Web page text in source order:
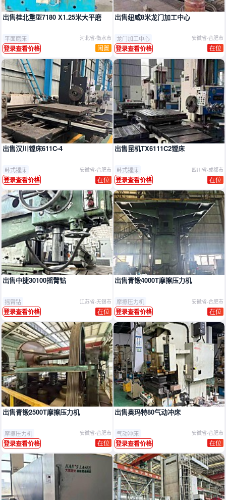
推广
出售桂北重型7180 X1.25米大平磨
平面磨床 河北省-衡水市
登录查看价格 闲置
出售纽威8米龙门加工中心
龙门加工中心 安徽省-合肥市
登录查看价格 在位
出售汉川镗床611C-4
卧式镗床 安徽省-合肥市
登录查看价格 在位
出售昆机TX6111C2镗床
卧式镗床 四川省-成都市
登录查看价格 在位
出售中捷30100摇臂钻
摇臂钻 江苏省-无锡市
登录查看价格 在位
出售青锻4000T摩擦压力机
摩擦压力机 安徽省-合肥市
登录查看价格 在位
出售青锻2500T摩擦压力机
摩擦压力机 安徽省-合肥市
登录查看价格 在位
出售奥玛特80气动冲床
气动冲床 安徽省-合肥市
登录查看价格 在位